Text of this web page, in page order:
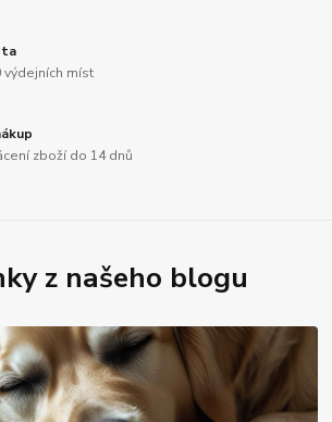
výdejních míst
zboží do 14 dnů
z našeho blogu